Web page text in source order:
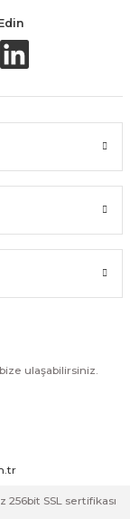
ulaşabilirsiniz.
256bit SSL sertifikası